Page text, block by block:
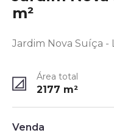
m²
Jardim Nova Suíça -
Área total
2177 m²
Venda